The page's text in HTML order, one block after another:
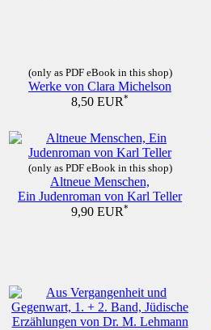
(only as PDF eBook in this shop)
Werke von Clara Michelson
8,50 EUR*
(only as PDF eBook in this shop)
Altneue Menschen,
Ein Judenroman von Karl Teller
9,90 EUR*